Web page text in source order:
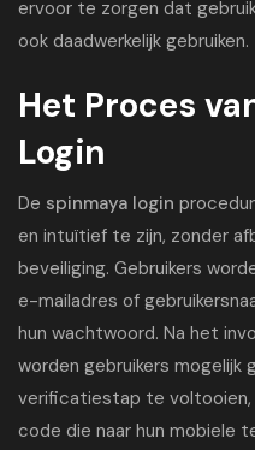
ervoor te zorgen dat
ook daadwerkelijk gebruiken.
Het Proces
Login
De spinmaya login
en intuïtief te zijn, zonder
beveiliging. Gebruikers
e-mailadres of
hun wachtwoord. Na het
worden gebruikers mogelijk
verificatiestap te voltooien,
code die naar hun mobiele